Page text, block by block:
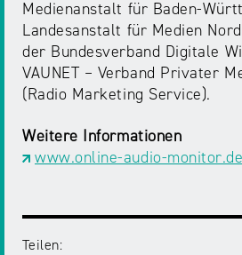
Medienanstalt für Baden-
Landesanstalt für Medien
der Bundesverband Digitale
VAUNET – Verband Privater
(Radio Marketing Service).
Weitere Informationen
www.online-audio-monitor.de
Teilen: